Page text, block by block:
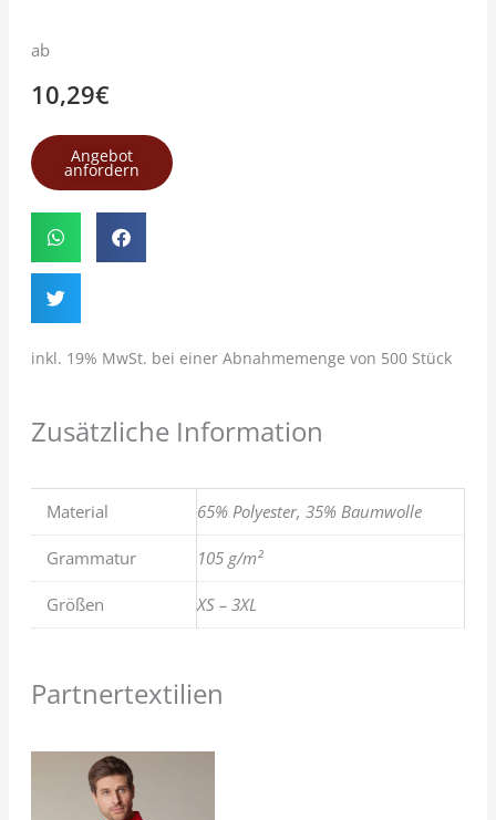
ab
10,29€
Angebot
anfordern
inkl. 19% MwSt. bei einer Abnahmemenge von 500 Stück
Zusätzliche Information
Material 65% Polyester, 35% Baumwolle
Grammatur 105 g/m²
Größen XS – 3XL
Partnertextilien